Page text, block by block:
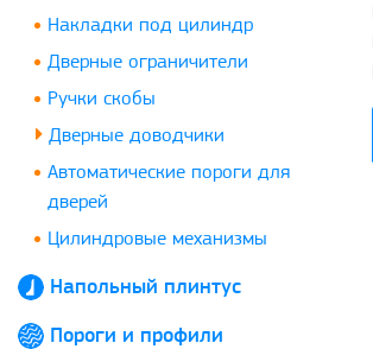
Накладки под цилиндр
Дверные ограничители
Ручки скобы
Дверные доводчики
Автоматические пороги для
дверей
Цилиндровые механизмы
Напольный плинтус
Пороги и профили